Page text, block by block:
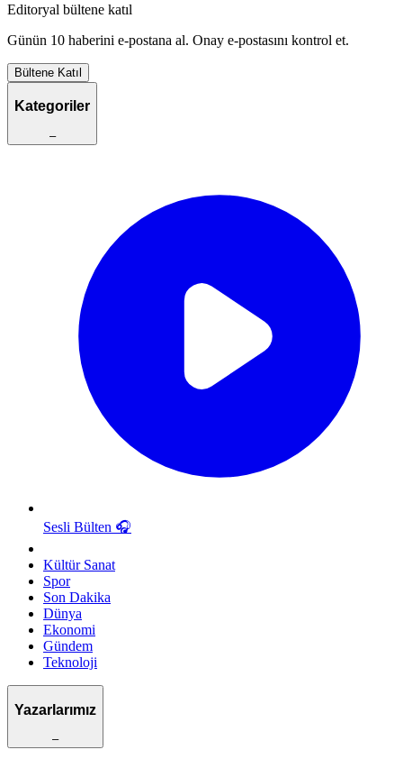
Editoryal bültene katıl
Günün 10 haberini e-postana al. Onay e-postasını kontrol et.
Bültene Katıl
Kategoriler
–
Sesli Bülten 🎧
Kültür Sanat
Spor
Son Dakika
Dünya
Ekonomi
Gündem
Teknoloji
Yazarlarımız
–